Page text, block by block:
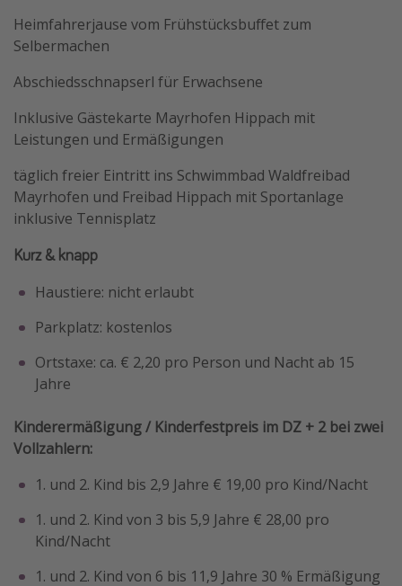
Heimfahrerjause vom Frühstücksbuffet zum
Selbermachen
Abschiedsschnapserl für Erwachsene
Inklusive Gästekarte Mayrhofen Hippach mit
Leistungen und Ermäßigungen
täglich freier Eintritt ins Schwimmbad Waldfreibad
Mayrhofen und Freibad Hippach mit Sportanlage
inklusive Tennisplatz
Kurz & knapp
Haustiere: nicht erlaubt
Parkplatz: kostenlos
Ortstaxe: ca. € 2,20 pro Person und Nacht ab 15
Jahre
Kinderermäßigung / Kinderfestpreis im DZ + 2 bei zwei
Vollzahlern:
1. und 2. Kind bis 2,9 Jahre € 19,00 pro Kind/Nacht
1. und 2. Kind von 3 bis 5,9 Jahre € 28,00 pro
Kind/Nacht
1. und 2. Kind von 6 bis 11,9 Jahre 30 % Ermäßigung